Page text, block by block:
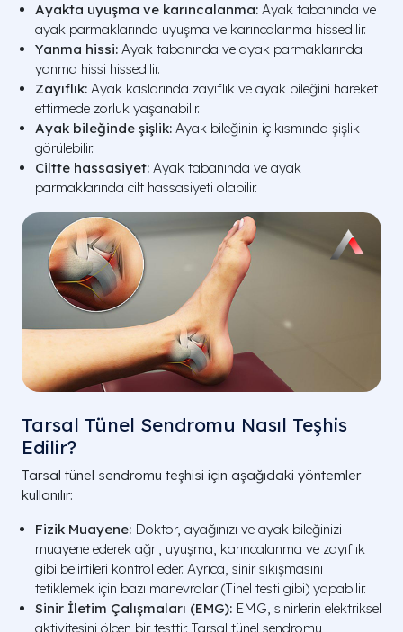
Ayakta uyuşma ve karıncalanma: Ayak tabanında ve
ayak parmaklarında uyuşma ve karıncalanma hissedilir.
Yanma hissi: Ayak tabanında ve ayak parmaklarında
yanma hissi hissedilir.
Zayıflık: Ayak kaslarında zayıflık ve ayak bileğini hareket
ettirmede zorluk yaşanabilir.
Ayak bileğinde şişlik: Ayak bileğinin iç kısmında şişlik
görülebilir.
Ciltte hassasiyet: Ayak tabanında ve ayak
parmaklarında cilt hassasiyeti olabilir.
Tarsal Tünel Sendromu Nasıl Teşhis
Edilir?
Tarsal tünel sendromu teşhisi için aşağıdaki yöntemler
kullanılır:
Fizik Muayene: Doktor, ayağınızı ve ayak bileğinizi
muayene ederek ağrı, uyuşma, karıncalanma ve zayıflık
gibi belirtileri kontrol eder. Ayrıca, sinir sıkışmasını
tetiklemek için bazı manevralar (Tinel testi gibi) yapabilir.
Sinir İletim Çalışmaları (EMG): EMG, sinirlerin elektriksel
aktivitesini ölçen bir testtir. Tarsal tünel sendromu